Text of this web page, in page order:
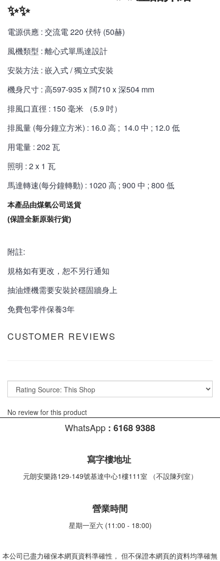
✨✨
電源供應 : 交流電 220 伏特 (50赫)
風機類型 : 離心式單馬達設計
安裝方法 : 嵌入式 / 獨立式安裝
機身尺寸 : 高597-935 x 闊710 x 深504 mm
排風口直徑 : 150 毫米 （5.9 吋）
排風量 (每分鐘立方米) : 16.0 高 ; 14.0 中 ; 12.0 低
用電量 : 202 瓦
照明 : 2 x 1 瓦
馬達轉速(每分鐘轉動) : 1020 高 ; 900 中 ; 800 低
本產品由煤氣公司送貨
(保證全新原裝行貨)
附註:
規格如有更改，恕不另行通知
抽油煙機需要安裝於穩固牆身上
免費包零件保養3年
CUSTOMER REVIEWS
No review for this product
WhatsApp : 6168 9388
寫字樓地址
元朗安樂路129-149號基達中心1樓111室 （不設陳列室）
營業時間
星期一至六 (11:00 - 18:00)
本公司已盡力確保本網頁資料準確性， 但不保證本網頁的資料均準確無